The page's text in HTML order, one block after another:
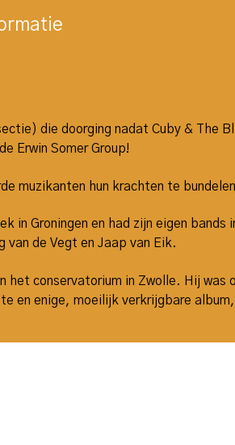
die doorging nadat Cuby & The
Erwin Somer Group!
muzikanten hun krachten te
in Groningen en had zijn eigen
van de Vegt en Jaap van Eik.
conservatorium in Zwolle. Hij was
en enige, moeilijk verkrijgbare